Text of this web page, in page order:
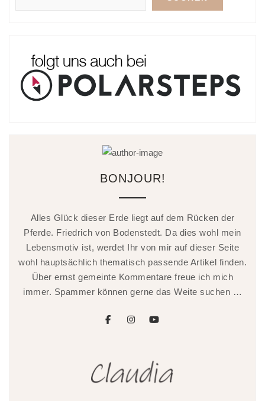
BONJOUR!
Alles Glück dieser Erde liegt auf dem Rücken der
Pferde. Friedrich von Bodenstedt. Da dies wohl mein
Lebensmotiv ist, werdet Ihr von mir auf dieser Seite
wohl hauptsächlich thematisch passende Artikel finden.
Über ernst gemeinte Kommentare freue ich mich
immer. Spammer können gerne das Weite suchen …